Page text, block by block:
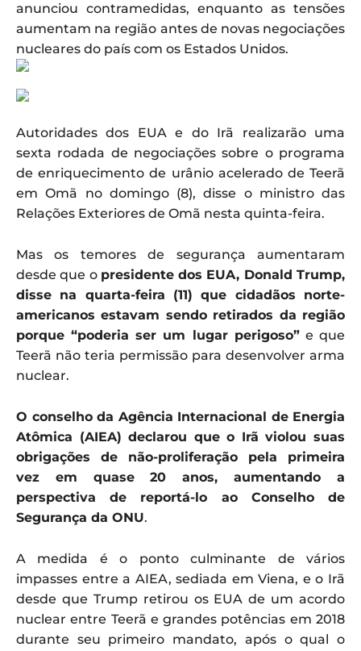
anunciou contramedidas, enquanto as tensões
aumentam na região antes de novas negociações
nucleares do país com os Estados Unidos.
Autoridades dos EUA e do Irã realizarão uma
sexta rodada de negociações sobre o programa
de enriquecimento de urânio acelerado de Teerã
em Omã no domingo (8), disse o ministro das
Relações Exteriores de Omã nesta quinta-feira.
Mas os temores de segurança aumentaram
desde que o presidente dos EUA, Donald Trump,
disse na quarta-feira (11) que cidadãos norte-
americanos estavam sendo retirados da região
porque “poderia ser um lugar perigoso”e que
Teerã não teria permissão para desenvolver arma
nuclear.
O conselho da Agência Internacional de Energia
Atômica (AIEA) declarou que o Irã violou suas
obrigações de não-proliferação pela primeira
vez em quase 20 anos, aumentando a
perspectiva de reportá-lo ao Conselho de
Segurança da ONU.
A medida é o ponto culminante de vários
impasses entre a AIEA, sediada em Viena, e o Irã
desde que Trump retirou os EUA de um acordo
nuclear entre Teerã e grandes potências em 2018
durante seu primeiro mandato, após o qual o